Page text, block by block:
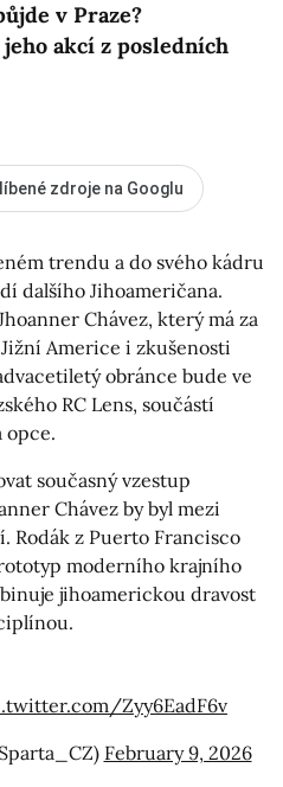
v Praze?
akcí z posledních
zdroje na Googlu
trendu a do svého kádru
dalšího Jihoameričana.
Chávez, který má za
Americe i zkušenosti
obránce bude ve
RC Lens, součástí
opce.
současný vzestup
Chávez by byl mezi
Rodák z Puerto Francisco
moderního krajního
jihoamerickou dravost
Zyy6EadF6v
February 9, 2026